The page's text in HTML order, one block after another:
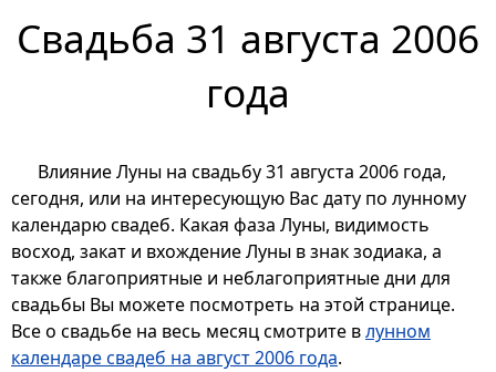
Свадьба 31 августа 2006
года
Влияние Луны на свадьбу 31 августа 2006 года,
сегодня, или на интересующую Вас дату по лунному
календарю свадеб. Какая фаза Луны, видимость
восход, закат и вхождение Луны в знак зодиака, а
также благоприятные и неблагоприятные дни для
свадьбы Вы можете посмотреть на этой странице.
Все о свадьбе на весь месяц смотрите влунном
календаре свадеб на август 2006 года.